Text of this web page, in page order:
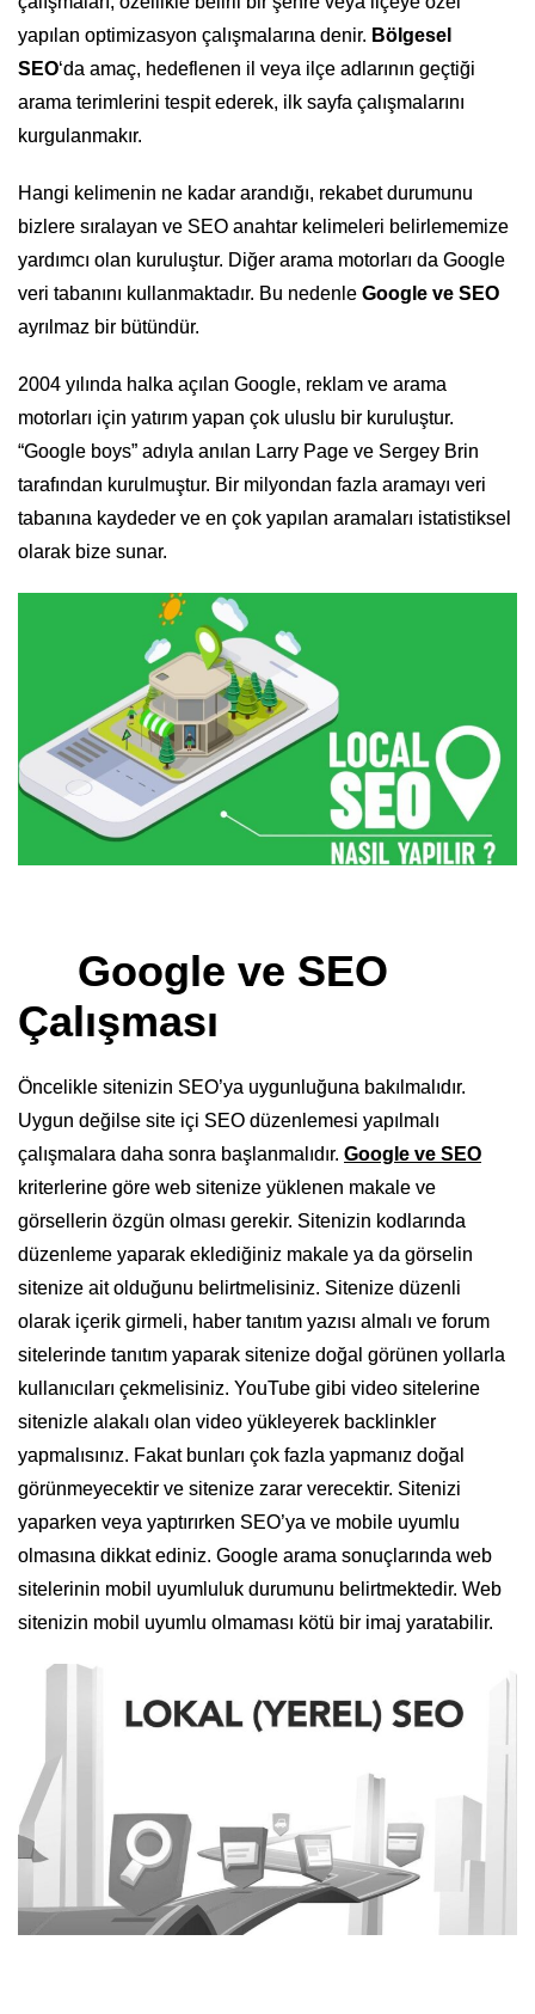
yapılan optimizasyon çalışmalarına denir. Bölgesel
SEO‘da amaç, hedeflenen il veya ilçe adlarının geçtiği
arama terimlerini tespit ederek, ilk sayfa çalışmalarını
kurgulanmakır.
Hangi kelimenin ne kadar arandığı, rekabet durumunu
bizlere sıralayan ve SEO anahtar kelimeleri belirlememize
yardımcı olan kuruluştur. Diğer arama motorları da Google
veri tabanını kullanmaktadır. Bu nedenle Google ve SEO
ayrılmaz bir bütündür.
2004 yılında halka açılan Google, reklam ve arama
motorları için yatırım yapan çok uluslu bir kuruluştur.
“Google boys” adıyla anılan Larry Page ve Sergey Brin
tarafından kurulmuştur. Bir milyondan fazla aramayı veri
tabanına kaydeder ve en çok yapılan aramaları istatistiksel
olarak bize sunar.
Google ve SEO
Çalışması
Öncelikle sitenizin SEO’ya uygunluğuna bakılmalıdır.
Uygun değilse site içi SEO düzenlemesi yapılmalı
çalışmalara daha sonra başlanmalıdır. Google ve SEO
kriterlerine göre web sitenize yüklenen makale ve
görsellerin özgün olması gerekir. Sitenizin kodlarında
düzenleme yaparak eklediğiniz makale ya da görselin
sitenize ait olduğunu belirtmelisiniz. Sitenize düzenli
olarak içerik girmeli, haber tanıtım yazısı almalı ve forum
sitelerinde tanıtım yaparak sitenize doğal görünen yollarla
kullanıcıları çekmelisiniz. YouTube gibi video sitelerine
sitenizle alakalı olan video yükleyerek backlinkler
yapmalısınız. Fakat bunları çok fazla yapmanız doğal
görünmeyecektir ve sitenize zarar verecektir. Sitenizi
yaparken veya yaptırırken SEO’ya ve mobile uyumlu
olmasına dikkat ediniz. Google arama sonuçlarında web
sitelerinin mobil uyumluluk durumunu belirtmektedir. Web
sitenizin mobil uyumlu olmaması kötü bir imaj yaratabilir.